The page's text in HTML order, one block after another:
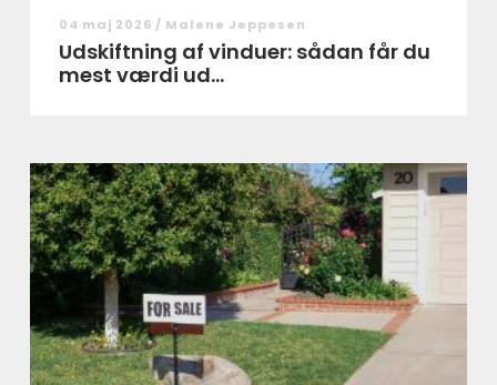
04 maj 2026 / Malene Jeppesen
Udskiftning af vinduer: sådan får du
mest værdi ud...